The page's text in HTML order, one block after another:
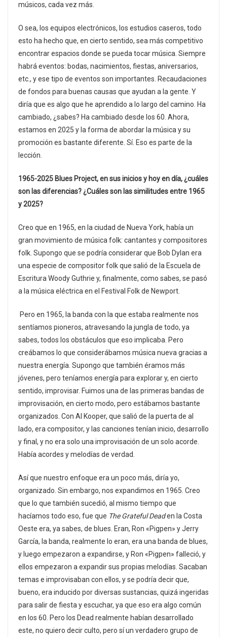
músicos, cada vez más.
O sea, los equipos electrónicos, los estudios caseros, todo
esto ha hecho que, en cierto sentido, sea más competitivo
encontrar espacios donde se pueda tocar música. Siempre
habrá eventos: bodas, nacimientos, fiestas, aniversarios,
etc., y ese tipo de eventos son importantes. Recaudaciones
de fondos para buenas causas que ayudan a la gente. Y
diría que es algo que he aprendido a lo largo del camino. Ha
cambiado, ¿sabes? Ha cambiado desde los 60. Ahora,
estamos en 2025 y la forma de abordar la música y su
promoción es bastante diferente. Sí. Eso es parte de la
lección.
1965-2025 Blues Project, en sus inicios y hoy en día, ¿cuáles
son las diferencias? ¿Cuáles son las similitudes entre 1965
y 2025?
Creo que en 1965, en la ciudad de Nueva York, había un
gran movimiento de música folk: cantantes y compositores
folk. Supongo que se podría considerar que Bob Dylan era
una especie de compositor folk que salió de la Escuela de
Escritura Woody Guthrie y, finalmente, como sabes, se pasó
a la música eléctrica en el Festival Folk de Newport.
Pero en 1965, la banda con la que estaba realmente nos
sentíamos pioneros, atravesando la jungla de todo, ya
sabes, todos los obstáculos que eso implicaba. Pero
creábamos lo que considerábamos música nueva gracias a
nuestra energía. Supongo que también éramos más
jóvenes, pero teníamos energía para explorar y, en cierto
sentido, improvisar. Fuimos una de las primeras bandas de
improvisación, en cierto modo, pero estábamos bastante
organizados. Con Al Kooper, que salió de la puerta de al
lado, era compositor, y las canciones tenían inicio, desarrollo
y final, y no era solo una improvisación de un solo acorde.
Había acordes y melodías de verdad.
Así que nuestro enfoque era un poco más, diría yo,
organizado. Sin embargo, nos expandimos en 1965. Creo
que lo que también sucedió, al mismo tiempo que
hacíamos todo eso, fue que The Grateful Deaden la Costa
Oeste era, ya sabes, de blues. Eran, Ron «Pigpen» y Jerry
García, la banda, realmente lo eran, era una banda de blues,
y luego empezaron a expandirse, y Ron «Pigpen» falleció, y
ellos empezaron a expandir sus propias melodías. Sacaban
temas e improvisaban con ellos, y se podría decir que,
bueno, era inducido por diversas sustancias, quizá ingeridas
para salir de fiesta y escuchar, ya que eso era algo común
en los 60. Pero los Dead realmente habían desarrollado
este, no quiero decir culto, pero sí un verdadero grupo de